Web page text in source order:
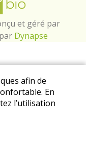
et géré par
Dynapse
afin de
En
l’utilisation